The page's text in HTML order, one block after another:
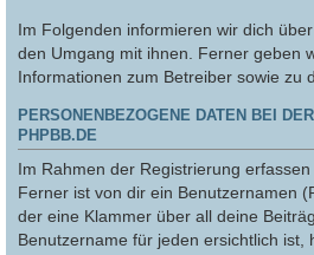
Im Folgenden informieren wir dich
den Umgang mit ihnen. Ferner geben
Informationen zum Betreiber sowie zu
PERSONENBEZOGENE DATEN BEI
PHPBB.DE
Im Rahmen der Registrierung erfassen
Ferner ist von dir ein Benutzernamen
der eine Klammer über all deine
Benutzername für jeden ersichtlich ist,